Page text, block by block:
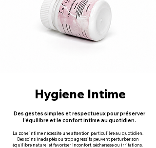
Hygiene Intime
Des gestes simples et respectueux pour préserver
l’équilibre et le confort intime au quotidien.
La zone intime nécessite une attention particulière au quotidien.
Des soins inadaptés ou trop agressifs peuvent perturber son
équilibre naturel et favoriser inconfort, sécheresse ou irritations.